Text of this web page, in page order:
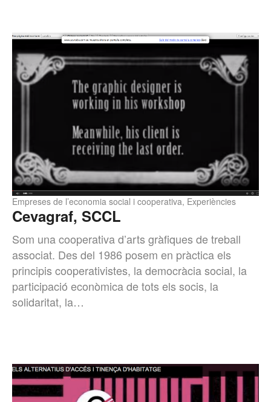
Cevagraf, SCCL
Empreses de l’economia social i cooperativa, Experiències
Som una cooperativa d’arts gràfiques de treball
associat. Des del 1986 posem en pràctica els
principis cooperativistes, la democràcia social, la
participació econòmica de tots els socis, la
solidaritat, la…